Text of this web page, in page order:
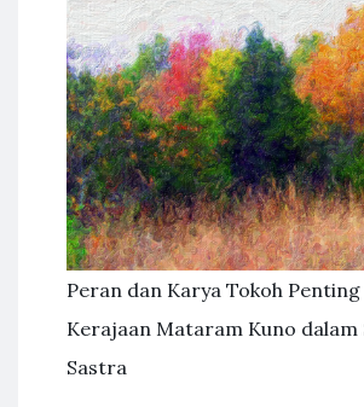
Peran dan Karya Tokoh
Kerajaan Mataram Kuno dalam
Sastra